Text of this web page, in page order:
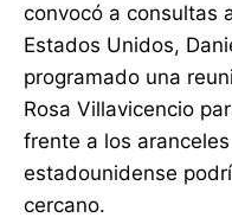
convocó a consultas
Estados Unidos,
programado una
Rosa Villavicencio
frente a los
estadounidense
cercano.